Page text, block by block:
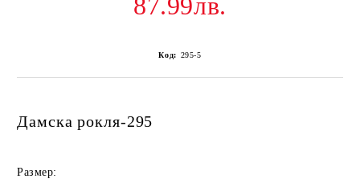
Код: 295-5
Дамска рокля-295
Размер: